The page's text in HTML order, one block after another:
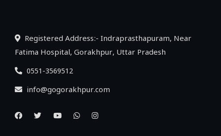
Registered Address:- Indraprasthapuram, Near
Fatima Hospital, Gorakhpur, Uttar Pradesh
0551-3569512
info@gogorakhpur.com